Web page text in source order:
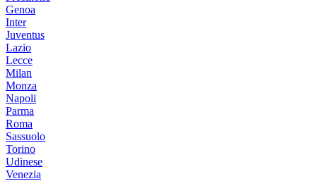
Genoa
Inter
Juventus
Lazio
Lecce
Milan
Monza
Napoli
Parma
Roma
Sassuolo
Torino
Udinese
Venezia